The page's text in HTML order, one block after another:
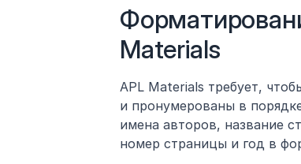
Materials
APL Materials требует,
и пронумерованы в
имена авторов, название
номер страницы и год в